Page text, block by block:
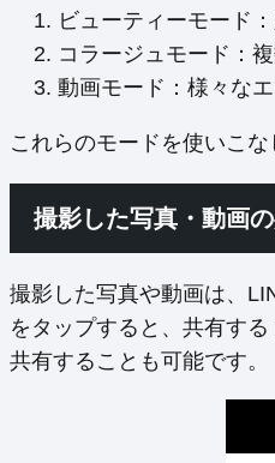
ビューティーモード
コラージュモード：
動画モード：様々な
これらのモードを使いこ
撮影した写真・動画
撮影した写真や動画は、
をタップすると、共有す
共有することも可能です。